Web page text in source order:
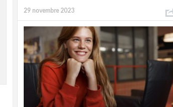
29 novembre 2023